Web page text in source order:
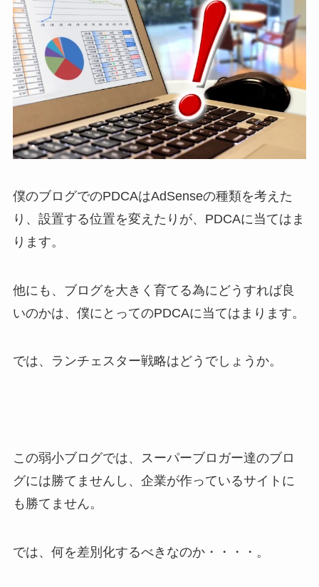
僕のブログでのPDCAはAdSenseの種類を考えた
り、設置する位置を変えたりが、PDCAに当てはま
ります。
他にも、ブログを大きく育てる為にどうすれば良
いのかは、僕にとってのPDCAに当てはまります。
では、ランチェスター戦略はどうでしょうか。
この弱小ブログでは、スーパーブロガー達のブロ
グには勝てませんし、企業が作っているサイトに
も勝てません。
では、何を差別化するべきなのか・・・・。